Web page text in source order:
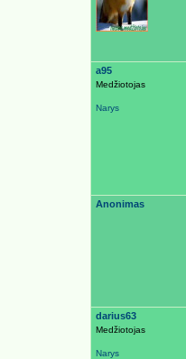
a95
Medžiotojas
Narys
Anonimas
darius63
Medžiotojas
Narys